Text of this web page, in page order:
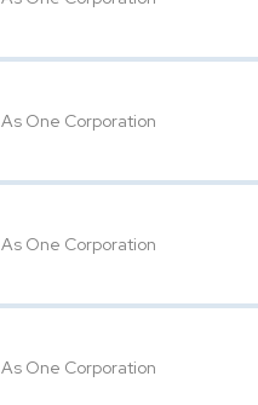
As One Corporation
As One Corporation
As One Corporation